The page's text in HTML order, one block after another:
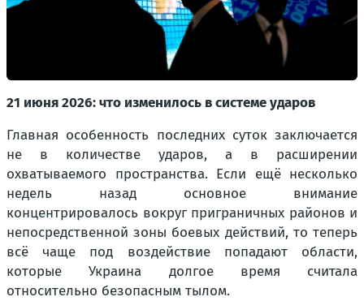
21 июня 2026: что изменилось в системе ударов
Главная особенность последних суток заключается
не в количестве ударов, а в расширении
охватываемого пространства. Если ещё несколько
недель назад основное внимание
концентрировалось вокруг приграничных районов и
непосредственной зоны боевых действий, то теперь
всё чаще под воздействие попадают области,
которые Украина долгое время считала
относительно безопасным тылом.